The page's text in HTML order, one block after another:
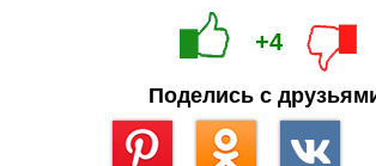
+4
Поделись с